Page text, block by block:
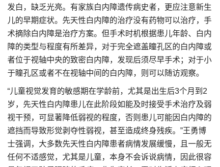
发白，缺乏光亮。有家族白内障遗传病史者，更应注意新生
儿的早期症状。先天性白内障的治疗没有药物可以治疗，手
术摘除白内障是治疗方案。但手术时机根据患儿年龄、白内
障的类型与程度有所差异，对于完全遮盖瞳孔区的白内障或
者位于视轴中央的致密白内障，发现后须尽早手术；对于小
于瞳孔区或者不在视轴中间的白内障，则可以随访观察。
“儿童视觉发育的敏感期在学龄前，尤其是出生后3个月到2
岁，先天性白内障患儿在此阶段如能及时接受手术治疗及弱
视干预，可显著降低弱视的程度，否则患儿可能因白内障的
遮挡而导致形觉剥夺性弱视，甚至造成终身残疾。”王勇博
士强调，大多数先天性白内障患者病情发展缓慢，且一般无
任何不适感觉，尤其是儿童，本身不会诉说病情，因此很容